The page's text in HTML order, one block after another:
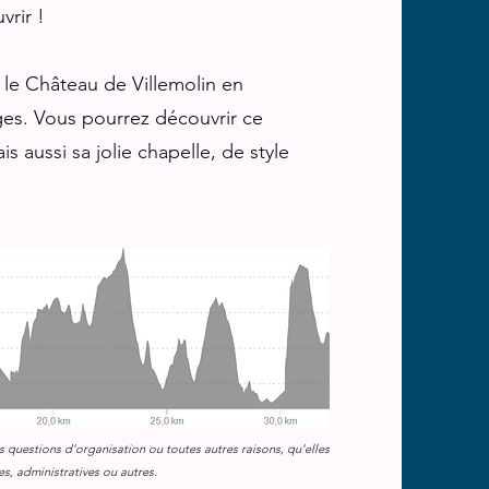
!
Château de Villemolin en
Vous pourrez découvrir ce
aussi sa jolie chapelle, de style
d’organisation ou toutes autres raisons, qu’elles
administratives ou autres.